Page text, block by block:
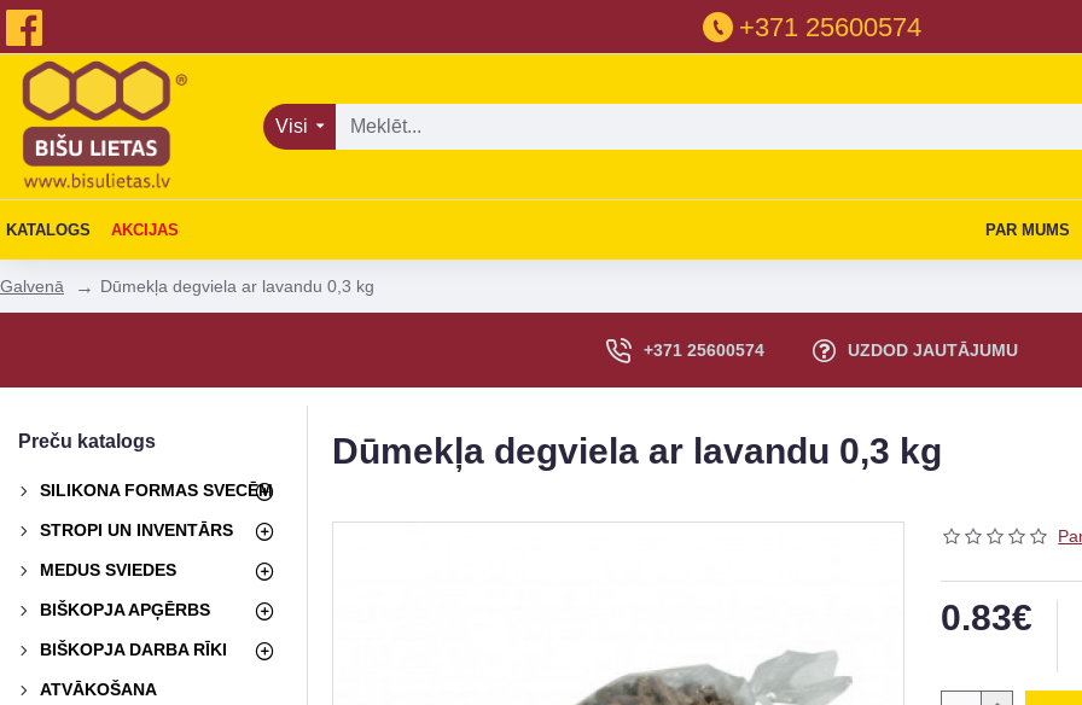
+371 25600574
Visi
KATALOGS AKCIJAS PAR MUMS
Galvenā Dūmekļa degviela ar lavandu 0,3 kg
+371 25600574 UZDOD JAUTĀJUMU
Preču katalogs
SILIKONA FORMAS SVECĒM
STROPI UN INVENTĀRS
MEDUS SVIEDES
BIŠKOPJA APĢĒRBS
BIŠKOPJA DARBA RĪKI
ATVĀKOŠANA
Dūmekļa degviela ar lavandu 0,3 kg
0.83€